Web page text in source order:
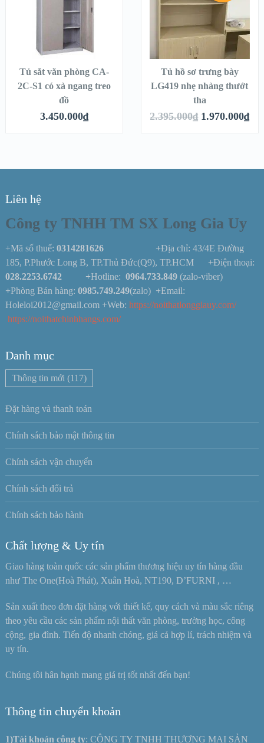
Tủ sắt văn phòng CA-
2C-S1 có xà ngang treo
đồ
3.450.000₫
Tủ hồ sơ trưng bày
LG419 nhẹ nhàng thướt
tha
2.395.000₫ 1.970.000₫
Liên hệ
Công ty TNHH TM SX Long Gia Uy
+Mã số thuế: 0314281626 +Địa chỉ: 43/4E Đường
185, P.Phước Long B, TP.Thủ Đức(Q9), TP.HCM +Điện thoại:
028.2253.6742 +Hotline: 0964.733.849 (zalo-viber)
+Phòng Bán hàng: 0985.749.249(zalo) +Email:
Holeloi2012@gmail.com +Web: https://noithatlonggiauy.com/
https://noithatchinhhangs.com/
Danh mục
Thông tin mới (117)
Đặt hàng và thanh toán
Chính sách bảo mật thông tin
Chính sách vận chuyển
Chính sách đổi trả
Chính sách bảo hành
Chất lượng & Uy tín
Giao hàng toàn quốc các sản phẩm thương hiệu uy tín hàng đầu
như The One(Hoà Phát), Xuân Hoà, NT190, D’FURNI , …
Sản xuất theo đơn đặt hàng với thiết kế, quy cách và màu sắc riêng
theo yêu cầu các sản phẩm nội thất văn phòng, trường học, công
cộng, gia đình. Tiến độ nhanh chóng, giá cả hợp lí, trách nhiệm và
uy tín.
Chúng tôi hân hạnh mang giá trị tốt nhất đến bạn!
Thông tin chuyển khoản
1)Tài khoản công ty: CÔNG TY TNHH THƯƠNG MẠI SẢN